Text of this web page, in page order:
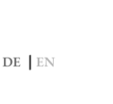
DE | EN